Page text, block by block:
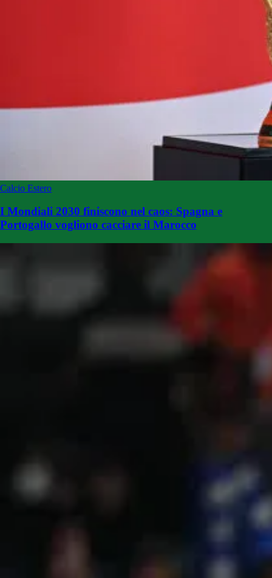
Calcio Estero
I Mondiali 2030 finiscono nel caos: Spagna e
Portogallo vogliono cacciare il Marocco